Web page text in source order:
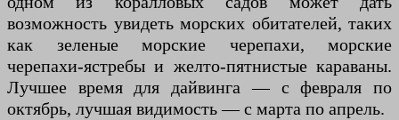
возможность увидеть морских обитателей, таких
как зеленые морские черепахи, морские
черепахи-ястребы и желто-пятнистые караваны.
Лучшее время для дайвинга — с февраля по
октябрь, лучшая видимость — с марта по апрель.